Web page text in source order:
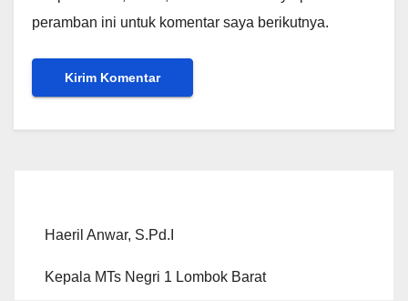
peramban ini untuk komentar saya berikutnya.
Haeril Anwar, S.Pd.I
Kepala MTs Negri 1 Lombok Barat